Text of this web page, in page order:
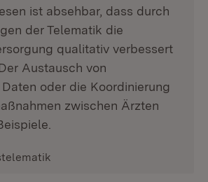
ist absehbar, dass durch
der Telematik die
qualitativ verbessert
Austausch von
oder die Koordinierung
zwischen Ärzten